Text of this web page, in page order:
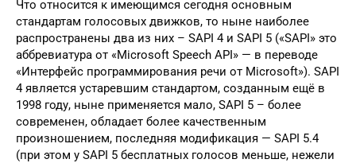
Что относится к имеющимся сегодня основным
стандартам голосовых движков, то ныне наиболее
распространены два из них – SAPI 4 и SAPI 5 («SAPI» это
аббревиатура от «Microsoft Speech API» — в переводе
«Интерфейс программирования речи от Microsoft»). SAPI
4 является устаревшим стандартом, созданным ещё в
1998 году, ныне применяется мало, SAPI 5 – более
современен, обладает более качественным
произношением, последняя модификация — SAPI 5.4
(при этом у SAPI 5 бесплатных голосов меньше, нежели